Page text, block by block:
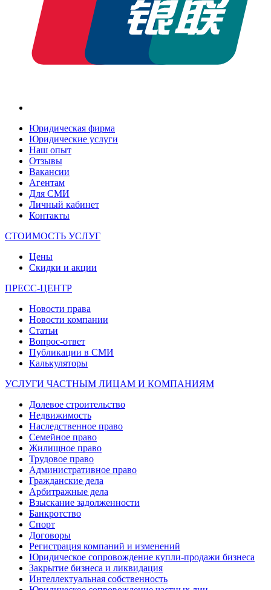
Юридическая фирма
Юридические услуги
Наш опыт
Отзывы
Вакансии
Агентам
Для СМИ
Личный кабинет
Контакты
СТОИМОСТЬ УСЛУГ
Цены
Скидки и акции
ПРЕСС-ЦЕНТР
Новости права
Новости компании
Статьи
Вопрос-ответ
Публикации в СМИ
Калькуляторы
УСЛУГИ ЧАСТНЫМ ЛИЦАМ И КОМПАНИЯМ
Долевое строительство
Недвижимость
Наследственное право
Семейное право
Жилищное право
Трудовое право
Административное право
Гражданские дела
Арбитражные дела
Взыскание задолженности
Банкротство
Спорт
Договоры
Регистрация компаний и изменений
Юридическое сопровождение купли-продажи бизнеса
Закрытие бизнеса и ликвидация
Интеллектуальная собственность